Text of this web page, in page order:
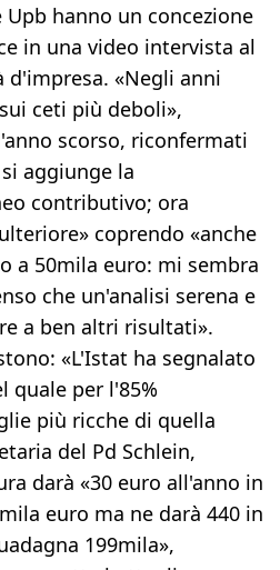
hanno un concezione
in una video intervista al
d'impresa. «Negli anni
ceti più deboli»,
scorso, riconfermati
aggiunge la
contributivo; ora
coprendo «anche
a 50mila euro: mi sembra
che un'analisi serena e
a ben altri risultati».
«L'Istat ha segnalato
quale per l'85%
più ricche di quella
del Pd Schlein,
darà «30 euro all'anno in
euro ma ne darà 440 in
199mila»,